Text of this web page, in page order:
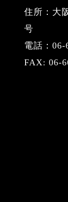
住所：大
号
電話：06-
FAX: 06-